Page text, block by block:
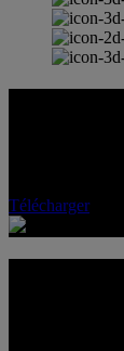
Télécharger